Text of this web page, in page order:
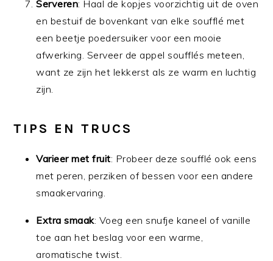
Serveren: Haal de kopjes voorzichtig uit de oven
en bestuif de bovenkant van elke soufflé met
een beetje poedersuiker voor een mooie
afwerking. Serveer de appel soufflés meteen,
want ze zijn het lekkerst als ze warm en luchtig
zijn.
TIPS EN TRUCS
Varieer met fruit: Probeer deze soufflé ook eens
met peren, perziken of bessen voor een andere
smaakervaring.
Extra smaak: Voeg een snufje kaneel of vanille
toe aan het beslag voor een warme,
aromatische twist.